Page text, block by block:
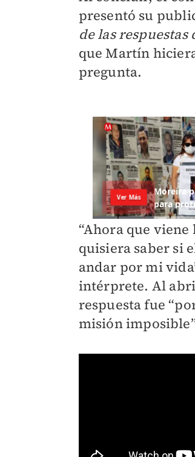
presentó su
de las respuestas
que Martín
pregunta.
“Ahora que
quisiera saber si
andar por mi
intérprete. Al
respuesta fue
misión